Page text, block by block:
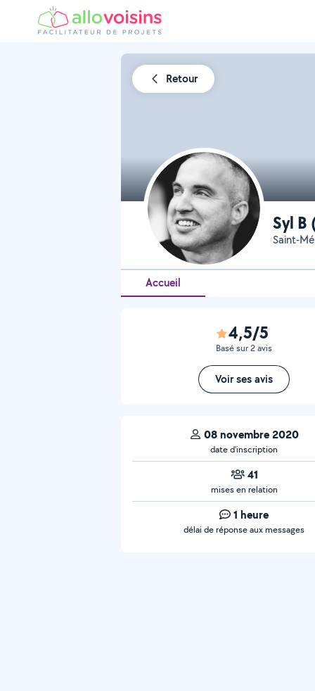
Retour
Syl B
Saint-
Accueil
4,5/5
Basé sur 2 avis
Voir ses avis
08 novembre 2020
date d’inscription
41
mises en relation
1 heure
délai de réponse aux messages